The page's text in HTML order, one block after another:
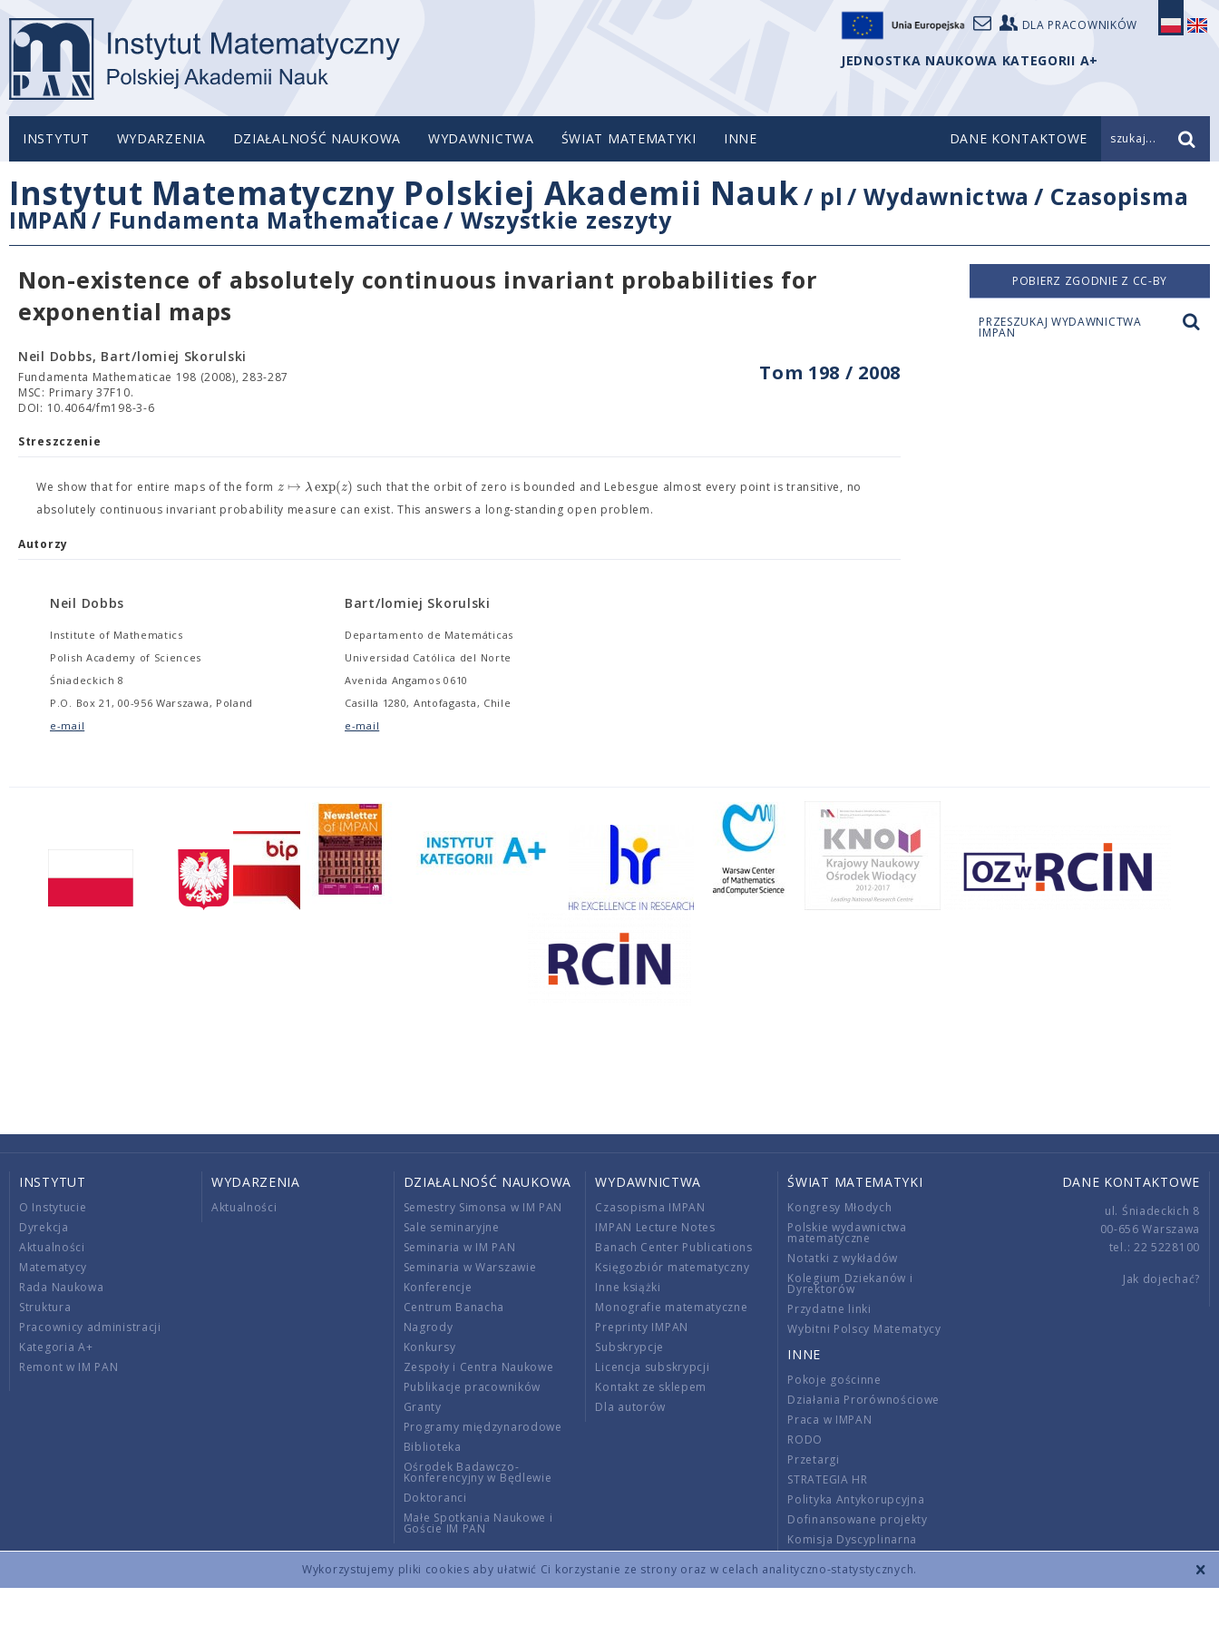
Wykorzystujemy pliki cookies aby ułatwić Ci korzystanie ze strony oraz w celach analityczno-statystycznych.
DLA PRACOWNIKÓW
JEDNOSTKA NAUKOWA KATEGORII A+
INSTYTUT WYDARZENIA DZIAŁALNOŚĆ NAUKOWA WYDAWNICTWA ŚWIAT MATEMATYKI INNE DANE KONTAKTOWE szukaj...
Instytut Matematyczny Polskiej Akademii Nauk/ pl /Wydawnictwa / Czasopisma
IMPAN / Fundamenta Mathematicae/ Wszystkie zeszyty
Non-existence of absolutely continuous invariant probabilities for
exponential maps
Tom 198 / 2008
Neil Dobbs, Bart/lomiej Skorulski
Fundamenta Mathematicae 198 (2008), 283-287
MSC: Primary 37F10.
DOI: 10.4064/fm198-3-6
Streszczenie
We show that for entire maps of the form z ↦ λexp(z) such that the orbit of zero is bounded and Lebesgue almost every point is transitive, no
absolutely continuous invariant probability measure can exist. This answers a long-standing open problem.
Autorzy
Neil Dobbs
Institute of Mathematics
Polish Academy of Sciences
Śniadeckich 8
P.O. Box 21, 00-956 Warszawa, Poland
e-mail
Bart/lomiej Skorulski
Departamento de Matemáticas
Universidad Católica del Norte
Avenida Angamos 0610
Casilla 1280, Antofagasta, Chile
e-mail
POBIERZ ZGODNIE Z CC-BY
PRZESZUKAJ WYDAWNICTWA
IMPAN
INSTYTUT
O Instytucie
Dyrekcja
Aktualności
Matematycy
Rada Naukowa
Struktura
Pracownicy administracji
Kategoria A+
Remont w IM PAN
WYDARZENIA
Aktualności
DZIAŁALNOŚĆ NAUKOWA
Semestry Simonsa w IM PAN
Sale seminaryjne
Seminaria w IM PAN
Seminaria w Warszawie
Konferencje
Centrum Banacha
Nagrody
Konkursy
Zespoły i Centra Naukowe
Publikacje pracowników
Granty
Programy międzynarodowe
Biblioteka
Ośrodek Badawczo-
Konferencyjny w Będlewie
Doktoranci
Małe Spotkania Naukowe i
Goście IM PAN
WYDAWNICTWA
Czasopisma IMPAN
IMPAN Lecture Notes
Banach Center Publications
Księgozbiór matematyczny
Inne książki
Monografie matematyczne
Preprinty IMPAN
Subskrypcje
Licencja subskrypcji
Kontakt ze sklepem
Dla autorów
ŚWIAT MATEMATYKI
Kongresy Młodych
Polskie wydawnictwa
matematyczne
Notatki z wykładów
Kolegium Dziekanów i
Dyrektorów
Przydatne linki
Wybitni Polscy Matematycy
INNE
Pokoje gościnne
Działania Prorównościowe
Praca w IMPAN
RODO
Przetargi
STRATEGIA HR
Polityka Antykorupcyjna
Dofinansowane projekty
Komisja Dyscyplinarna
Wnoszenie opłat
DANE KONTAKTOWE
ul. Śniadeckich 8
00-656 Warszawa
tel.: 22 5228100
Jak dojechać?